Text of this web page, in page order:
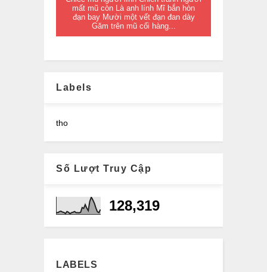
mất mũ còn Là anh lính Mĩ bắn hòn
đạn bay Mười một vết đạn đan dày
Găm trên mũ cối hàng...
Labels
tho
Số Lượt Truy Cập
128,319
LABELS